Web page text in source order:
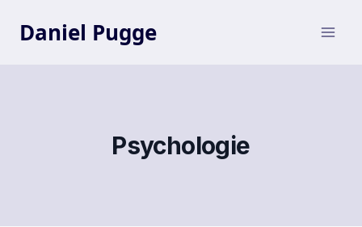
Inhalt
springenDaniel Pugge
Psychologie